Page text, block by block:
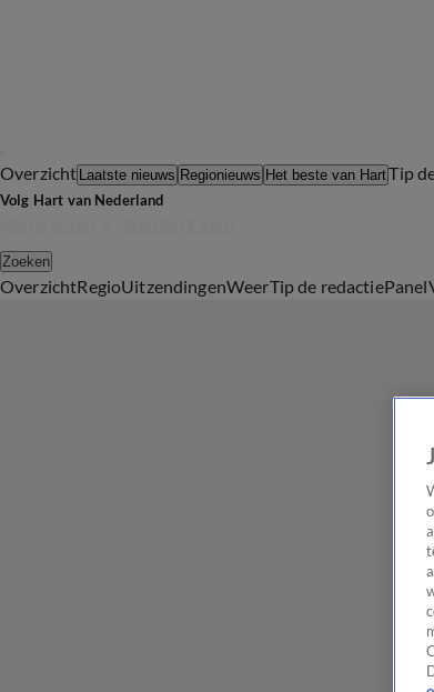
Overzicht Laatste nieuws Regionieuws Het beste van HartTip
Volg Hart van Nederland
Zoeken
OverzichtRegioUitzendingenWeerTip de redactiePanel